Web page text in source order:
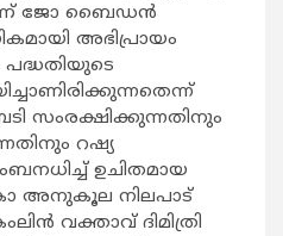
ജോ ബൈഡന്‍
അഭിപ്രായം
പദ്ധതിയുടെ
സംരക്ഷിക്കുന്നതിനും
റഷ്യ
ഉചിതമായ
അനുകൂല നിലപാട്
വക്താവ് ദിമിത്രി